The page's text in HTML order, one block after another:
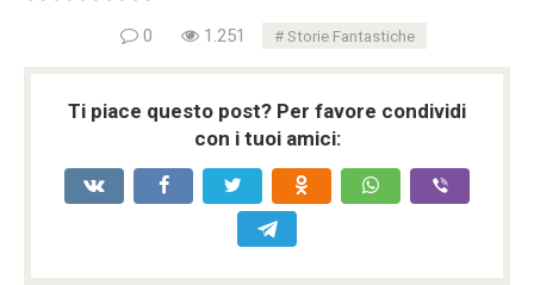
0 1.251 Storie Fantastiche
Ti piace questo post? Per favore condividi
con i tuoi amici: